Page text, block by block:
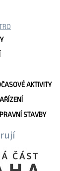
AKTIVITY
STAVBY